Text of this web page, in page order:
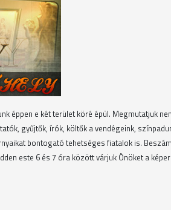
éppen e két terület köré épül. Megmutatjuk
gyűjtők, írók, költők a vendégeink,
bontogató tehetséges fiatalok is.
este 6 és 7 óra között várjuk Önöket a